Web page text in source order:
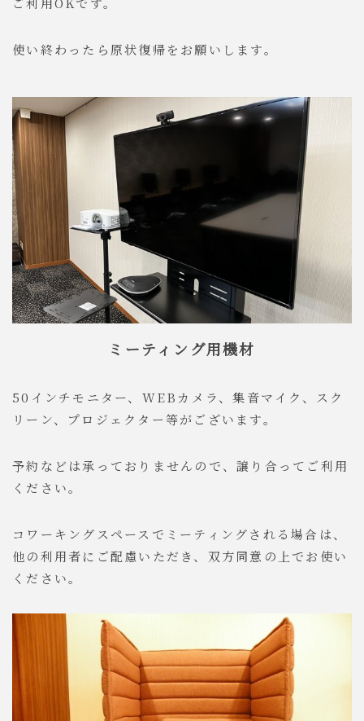
使い終わったら原状復帰をお願いします。
ミーティング用機材
50インチモニター、WEBカメラ、集音マイク、スク
リーン、プロジェクター等がございます。
予約などは承っておりませんので、譲り合ってご利用
ください。
コワーキングスペースでミーティングされる場合は、
他の利用者にご配慮いただき、双方同意の上でお使い
ください。